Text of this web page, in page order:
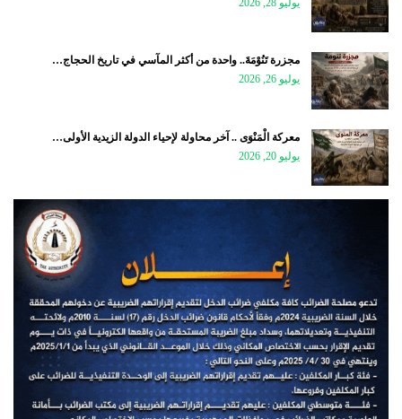
مجزرة تَنُوْمَةَ.. واحدة من أكثر المآسي في تاريخ الحجاج…
يوليو 26, 2026
معركة الْمَنْوَى .. آخر محاولة لإحياء الدولة الزيدية الأولى…
يوليو 20, 2026